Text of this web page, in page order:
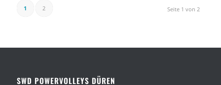
Seite 1 von 2
1 2
SWD POWERVOLLEYS DÜREN